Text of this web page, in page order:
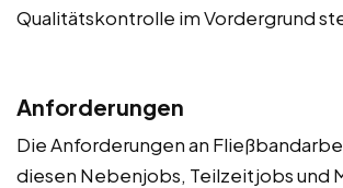
Qualitätskontrolle im Vordergrund
Anforderungen
Die Anforderungen an
diesen Nebenjobs, Teilzeitjobs und